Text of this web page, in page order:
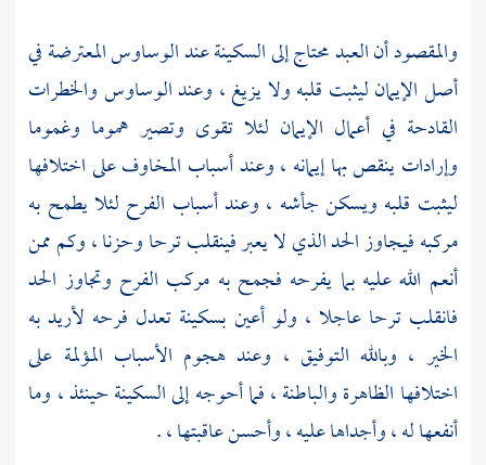
والمقصود أن العبد محتاج إلى السكينة عند الوساوس المعترضة في
أصل الإيمان ليثبت قلبه ولا يزيغ ، وعند الوساوس والخطرات
القادحة في أعمال الإيمان لئلا تقوى وتصير هموما وغموما
وإرادات ينقص بها إيمانه ، وعند أسباب المخاوف على اختلافها
ليثبت قلبه ويسكن جأشه ، وعند أسباب الفرح لئلا يطمح به
مركبه فيجاوز الحد الذي لا يعبر فينقلب ترحا وحزنا ، وكم ممن
أنعم الله عليه بما يفرحه فجمح به مركب الفرح وتجاوز الحد
فانقلب ترحا عاجلا ، ولو أعين بسكينة تعدل فرحه لأريد به
الخير ، وبالله التوفيق ، وعند هجوم الأسباب المؤلمة على
اختلافها الظاهرة والباطنة ، فما أحوجه إلى السكينة حينئذ ، وما
أنفعها له ، وأجداها عليه ، وأحسن عاقبتها ، .